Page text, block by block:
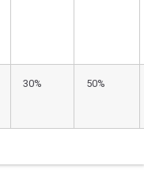
30% 50%